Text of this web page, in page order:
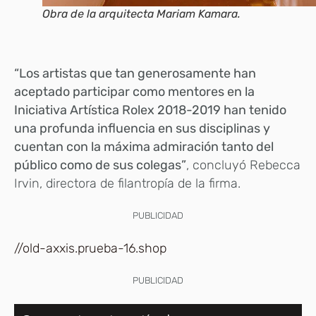
Obra de la arquitecta Mariam Kamara.
“Los artistas que tan generosamente han
aceptado participar como mentores en la
Iniciativa Artística Rolex 2018-2019 han tenido
una profunda influencia en sus disciplinas y
cuentan con la máxima admiración tanto del
público como de sus colegas”, concluyó Rebecca
Irvin, directora de filantropía de la firma.
PUBLICIDAD
//old-axxis.prueba-16.shop
PUBLICIDAD